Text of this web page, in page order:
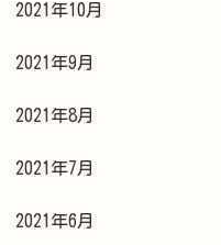
2021年10月
2021年9月
2021年8月
2021年7月
2021年6月